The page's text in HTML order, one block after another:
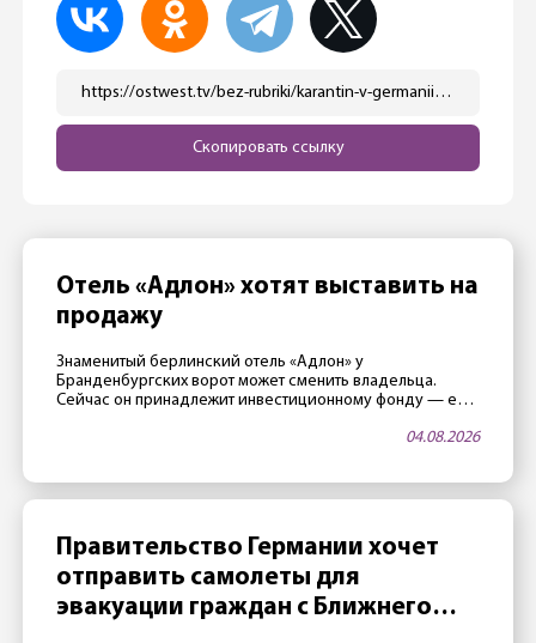
https://ostwest.tv/bez-rubriki/karantin-v-germanii-ne-ogranichitsya-noyabrem-novyj-korona-maksimum-v-germanii/
Скопировать ссылку
Отель «Адлон» хотят выставить на
продажу
Знаменитый берлинский отель «Адлон» у
Бранденбургских ворот может сменить владельца.
Сейчас он принадлежит инвестиционному фонду — его
хотят продать отель. Не последнюю роль играет и
закрытый фонд Fundus-Fund 31. По данным издания
04.08.2026
Правительство Германии хочет
отправить самолеты для
эвакуации граждан с Ближнего